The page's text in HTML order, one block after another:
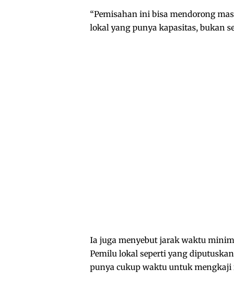
“Pemisahan ini bisa mendorong
lokal yang punya kapasitas, bukan
Ia juga menyebut jarak waktu
Pemilu lokal seperti yang
punya cukup waktu untuk mengkaji